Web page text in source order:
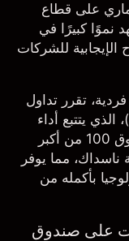
على قطاع
نموًا كبيرًا في
الإيجابية للشركات
تقرر تداول
المتداول (QQQ)، الذي يتتبع أداء
. ويضم هذا الصندوق 100 من أكبر
مما يوفر
بأكمله من
على صندوق